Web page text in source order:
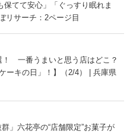
てて安心」「ぐっすり眠れま
リサーチ：2ページ目
！ 一番うまいと思う店はどこ？
ーキの日」！】（2/4） | 兵庫県
」六花亭の“店舗限定”お菓子が